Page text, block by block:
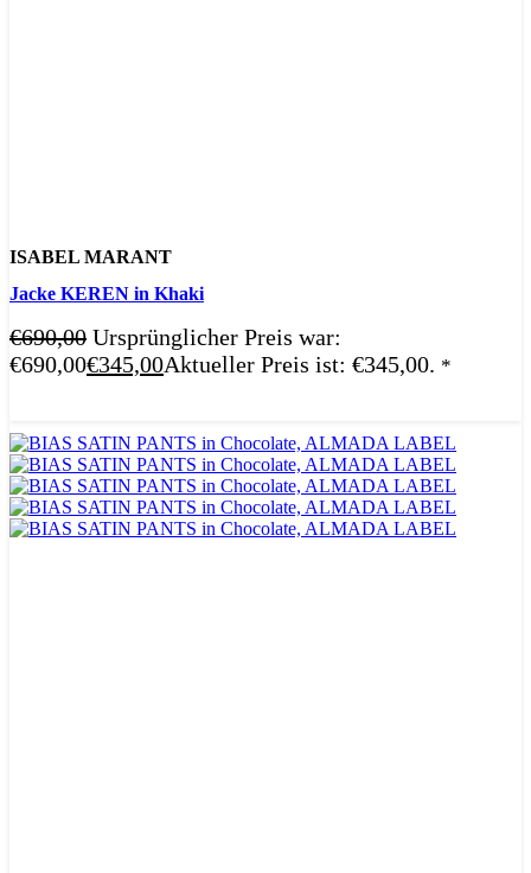
ISABEL MARANT
Jacke KEREN in Khaki
€690,00 Ursprünglicher Preis war:
€690,00€345,00Aktueller Preis ist: €345,00. *